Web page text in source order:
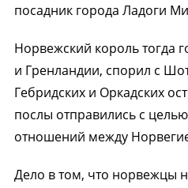
посадник города Ладоги
Норвежский король тогда
и Гренландии, спорил с
Гебридских и Оркадских
послы отправились с
отношений между
Дело в том, что норвежцы